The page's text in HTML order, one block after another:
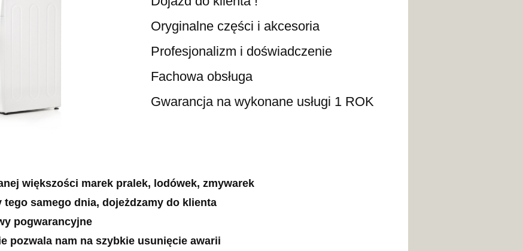
Oryginalne części i akcesoria
Profesjonalizm i doświadczenie
Fachowa obsługa
Gwarancja na wykonane usługi 1 ROK
większości marek pralek, lodówek, zmywarek
samego dnia, dojeżdzamy do klienta
pogwarancyjne
pozwala nam na szybkie usunięcie awarii